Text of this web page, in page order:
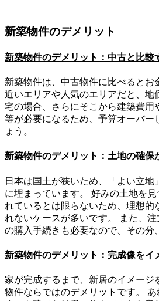
新築物件のデメリット
新築物件のデメリット：中古と比較
新築物件は、中古物件に比べるとお
近いエリアや人気のエリアだと、地
宅の場合、さらにそこから建築費用
等が必要になるため、予算オーバー
ょう。
新築物件のデメリット：土地の確保
日本は国土が狭いため、「よい立地
に埋まっています。 好みの土地を
れているとは限らないため、理想的
れないケースが多いです。 また、
の購入手続きも必要なので、その分
新築物件のデメリット：完成像をイ
家が完成するまで、新居のイメージ
物件ならではのデメリットです。